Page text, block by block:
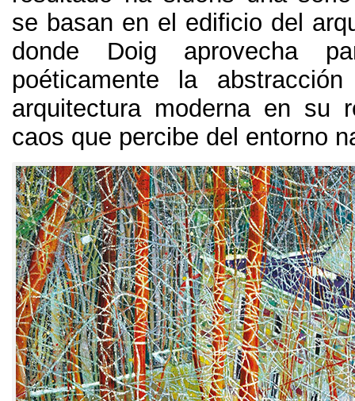
se basan en el edificio del
donde Doig aprovecha
poéticamente la
arquitectura moderna en su
caos que percibe del entorno